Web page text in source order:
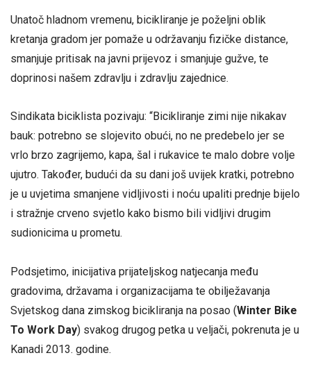
Unatoč hladnom vremenu, bicikliranje je poželjni oblik
kretanja gradom jer pomaže u održavanju fizičke distance,
smanjuje pritisak na javni prijevoz i smanjuje gužve, te
doprinosi našem zdravlju i zdravlju zajednice.
Sindikata biciklista pozivaju: “Bicikliranje zimi nije nikakav
bauk: potrebno se slojevito obući, no ne predebelo jer se
vrlo brzo zagrijemo, kapa, šal i rukavice te malo dobre volje
ujutro. Također, budući da su dani još uvijek kratki, potrebno
je u uvjetima smanjene vidljivosti i noću upaliti prednje bijelo
i stražnje crveno svjetlo kako bismo bili vidljivi drugim
sudionicima u prometu.
Podsjetimo, inicijativa prijateljskog natjecanja među
gradovima, državama i organizacijama te obilježavanja
Svjetskog dana zimskog bicikliranja na posao (Winter Bike
To Work Day) svakog drugog petka u veljači, pokrenuta je u
Kanadi 2013. godine.